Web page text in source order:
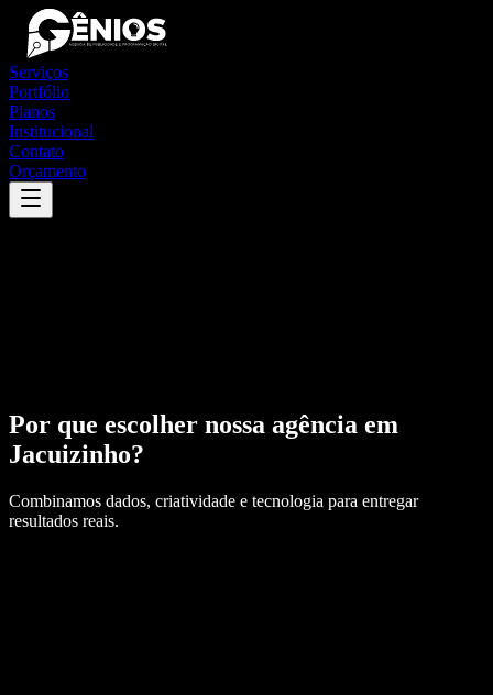
Serviços
Portfólio
Planos
Institucional
Contato
Orçamento
Por que escolher nossa agência em
Jacuizinho?
Combinamos dados, criatividade e tecnologia para entregar
resultados reais.